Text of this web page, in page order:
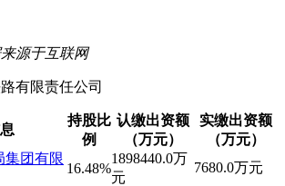
源于互联网
有限责任公司
持股比
例
认缴出资额
（万元）
实缴出资额
（万元）
集团有限
16.48%
1898440.0万
元
7680.0万元